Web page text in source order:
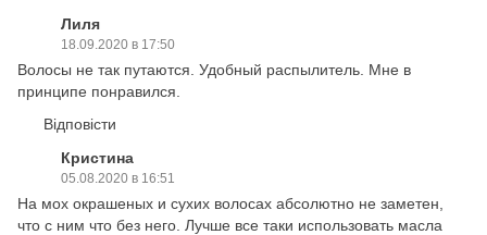
Лиля
18.09.2020 в 17:50
Волосы не так путаются. Удобный распылитель. Мне в
принципе понравился.
Відповісти
Кристина
05.08.2020 в 16:51
На мох окрашеных и сухих волосах абсолютно не заметен,
что с ним что без него. Лучше все таки использовать масла